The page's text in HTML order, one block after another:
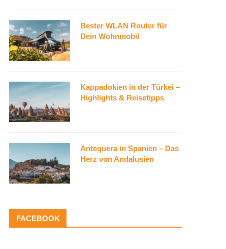
Bester WLAN Router für
Dein Wohnmobil
Kappadokien in der Türkei –
Highlights & Reisetipps
Antequera in Spanien – Das
Herz von Andalusien
FACEBOOK